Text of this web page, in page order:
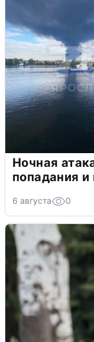
Ночная
попадания и
6 августа 0